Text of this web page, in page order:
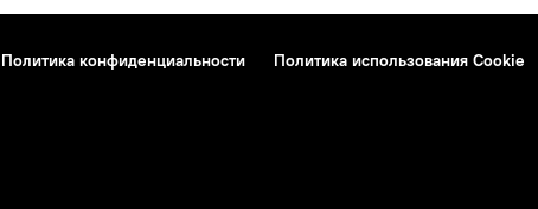
Политика конфиденциальности
Политика использования Cookie